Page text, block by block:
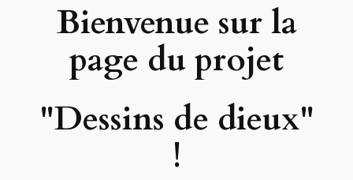
Bienvenue sur la
page du projet
"Dessins de dieux"
!